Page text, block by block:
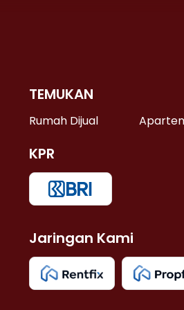
TEMUKAN
Rumah Dijual
KPR
Jaringan Kami